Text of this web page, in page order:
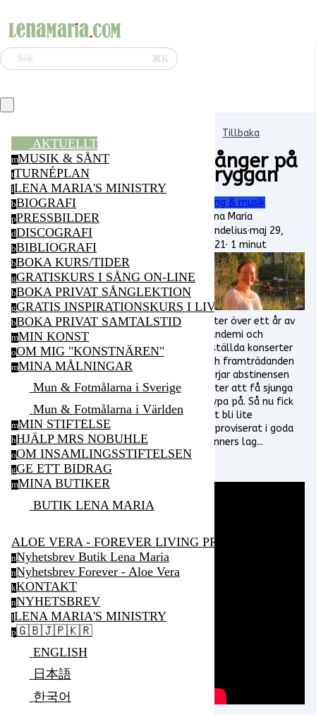
Sök ⌘K
AKTUELLT
mMUSIK & SÅNT
tTURNÉPLAN
lLENA MARIA'S MINISTRY
bBIOGRAFI
pPRESSBILDER
dDISCOGRAFI
bBIBLIOGRAFI
bBOKA KURS/TIDER
gGRATISKURS I SÅNG ON-LINE
bBOKA PRIVAT SÅNGLEKTION
gGRATIS INSPIRATIONSKURS I LIVSGLÄDJE ON-
bBOKA PRIVAT SAMTALSTID
mMIN KONST
oOM MIG "KONSTNÄREN"
mMINA MÅLNINGAR
Mun & Fotmålarna i Sverige
Mun & Fotmålarna i Världen
mMIN STIFTELSE
hHJÄLP MRS NOBUHLE
oOM INSAMLINGSSTIFTELSEN
gGE ETT BIDRAG
mMINA BUTIKER
BUTIK LENA MARIA
ALOE VERA - FOREVER LIVING PRODUCTS
nNyhetsbrev Butik Lena Maria
nNyhetsbrev Forever - Aloe Vera
kKONTAKT
nNYHETSBREV
lLENA MARIA'S MINISTRY
p🇬🇧🇯🇵🇰🇷
ENGLISH
日本語
한국어
Tillbaka
Sånger på
bryggan
Sång & musik
Lena Maria
Vendelius·maj 29,
2021· 1 minut
Efter över ett år av
pandemi och
inställda konserter
och framträdanden
börjar abstinensen
efter att få sjunga
krypa på. Så nu fick
det bli lite
improviserat i goda
vänners lag...